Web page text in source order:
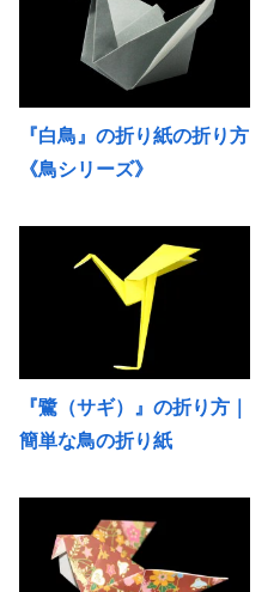
『白鳥』の折り紙の折り方
《鳥シリーズ》
『鷺（サギ）』の折り方｜
簡単な鳥の折り紙